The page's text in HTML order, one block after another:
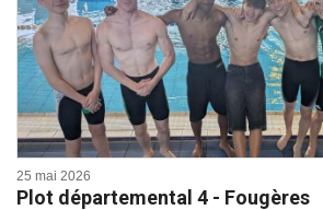
25 mai 2026
Plot départemental 4 - Fougères